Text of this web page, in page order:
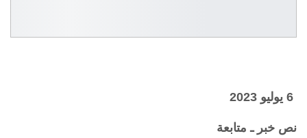
6 يوليو 2023
نص خبر ـ متابعة